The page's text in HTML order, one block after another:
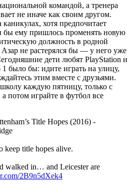
командой, а тренера
не иначе как своим другом.
хотя предпочитает
бы ему пришлось променять новую
должность в родной
не растерялся бы — у него уже
дети любят PlayStation и
было бы: идите играть на улицу,
этим вместе с друзьями.
каждую пятницу, только с
потом играйте в футбол все
Title Hopes (2016) -
keep title hopes alive.
walked in… and Leicester are
2B9n5dXek4